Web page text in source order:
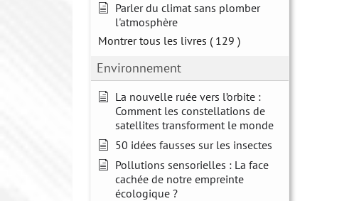
Parler du climat sans plomber
l'atmosphère
Montrer tous les livres ( 129 )
Environnement
La nouvelle ruée vers l’orbite :
Comment les constellations de
satellites transforment le monde
50 idées fausses sur les insectes
Pollutions sensorielles : La face
cachée de notre empreinte
écologique ?